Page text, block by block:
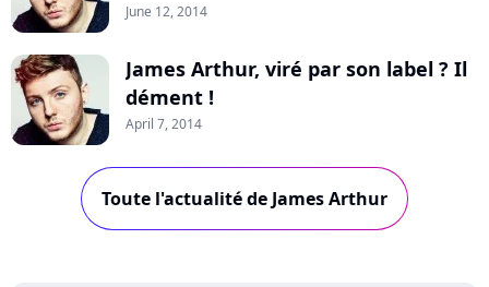
June 12, 2014
James Arthur, viré par son label ? Il
dément !
April 7, 2014
Toute l'actualité de James Arthur